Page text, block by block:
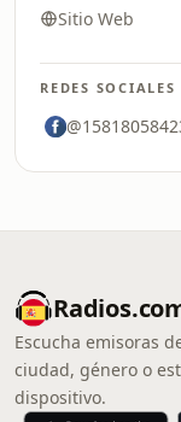
Sitio Web
REDES SOCIALES
Escucha emisoras
ciudad, género o
dispositivo.